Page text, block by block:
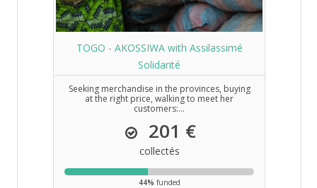
TOGO - AKOSSIWA with Assilassimé
Solidarité
Seeking merchandise in the provinces, buying
at the right price, walking to meet her
customers:...
201 €
collectés
44% funded